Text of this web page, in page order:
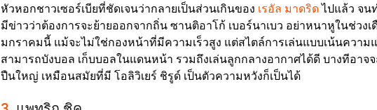
หัวหอกชาวเซอร์เบียที่ชัดเจนว่ากลายเป็นส่วนเกินของ เรอัล มาดริดไปแล้ว จน
มีข่าวว่าต้องการจะย้ายออกจากถิ่น ซานติอาโก้ เบอร์นาเบว อย่าหนาหูในช่วงเ
มกราคมนี้ แม้จะไม่ใช่กองหน้าที่มีความเร็วสูง แต่สไตล์การเล่นแบบเน้นความ
สามารถบังบอล เก็บบอลในแดนหน้า รวมถึงเล่นลูกกลางอากาศได้ดี บางทีอาจ
ปืนใหญ่ เหมือนสมัยที่มี โอลิวิเยร์ ชิรูด์ เป็นตัวความหวังก็เป็นได้